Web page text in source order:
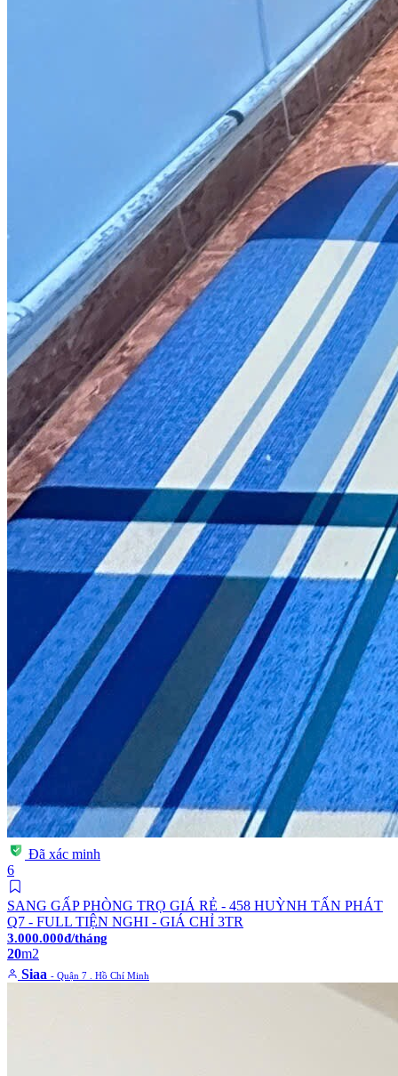
Đã xác minh
6
SANG GẤP PHÒNG TRỌ GIÁ RẺ - 458 HUỲNH TẤN PHÁT
Q7 - FULL TIỆN NGHI - GIÁ CHỈ 3TR
3.000.000đ/tháng
20m2
Siaa - Quận 7 . Hồ Chí Minh